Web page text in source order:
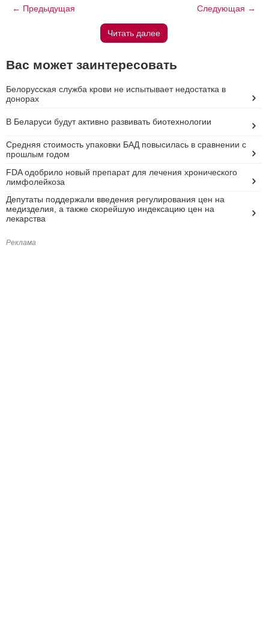
← Предыдущая Следующая →
Читать далее
Вас может заинтересовать
Белорусская служба крови не испытывает недостатка в
донорах
В Беларуси будут активно развивать биотехнологии
Средняя стоимость упаковки БАД повысилась в сравнении с
прошлым годом
FDA одобрило новый препарат для лечения хронического
лимфолейкоза
Депутаты поддержали введения регулирования цен на
медизделия, а также скорейшую индексацию цен на
лекарства
Реклама